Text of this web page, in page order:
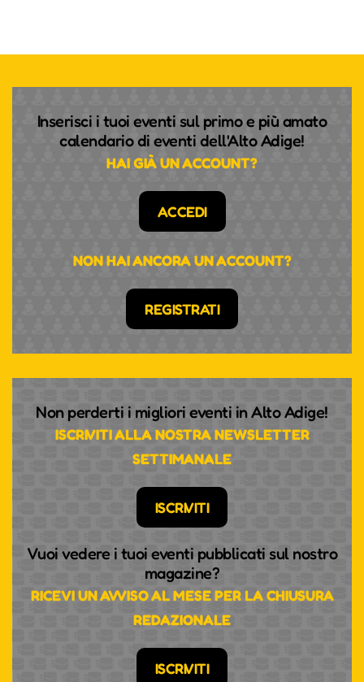
Inserisci i tuoi eventi sul primo e più amato
calendario di eventi dell'Alto Adige!
HAI GIÀ UN ACCOUNT?
ACCEDI
NON HAI ANCORA UN ACCOUNT?
REGISTRATI
Non perderti i migliori eventi in Alto Adige!
ISCRIVITI ALLA NOSTRA NEWSLETTER
SETTIMANALE
ISCRIVITI
Vuoi vedere i tuoi eventi pubblicati sul nostro
magazine?
RICEVI UN AVVISO AL MESE PER LA CHIUSURA
REDAZIONALE
ISCRIVITI